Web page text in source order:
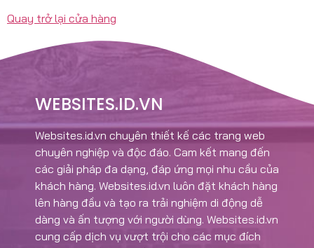
Quay trở lại cửa hàng
WEBSITES.ID.VN
Websites.id.vn chuyên thiết kế các trang web
chuyên nghiệp và độc đáo. Cam kết mang đến
các giải pháp đa dạng, đáp ứng mọi nhu cầu của
khách hàng. Websites.id.vn luôn đặt khách hàng
lên hàng đầu và tạo ra trải nghiệm di động dễ
dàng và ấn tượng với người dùng. Websites.id.vn
cung cấp dịch vụ vượt trội cho các mục đích